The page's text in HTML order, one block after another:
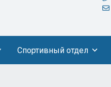
Спортивный отдел